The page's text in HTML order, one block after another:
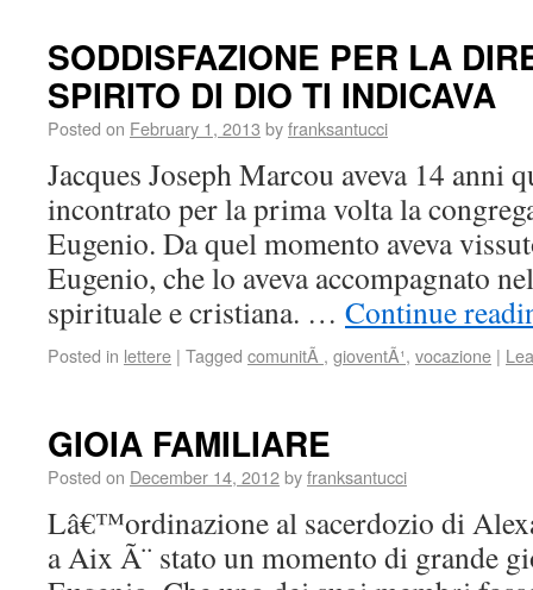
SODDISFAZIONE PER LA
SPIRITO DI DIO TI INDICAVA
Posted on February 1, 2013 byfranksantucci
Jacques Joseph Marcou aveva 14 anni
incontrato per la prima volta la
Eugenio. Da quel momento aveva
Eugenio, che lo aveva accompagnato
spirituale e cristiana. … Continue
Posted in lettere | Tagged comunitÃ , gioventÃ¹, vocazione |
GIOIA FAMILIARE
Posted on December 14, 2012byfranksantucci
Lâ€™ordinazione al sacerdozio di
a Aix Ã¨ stato un momento di grande